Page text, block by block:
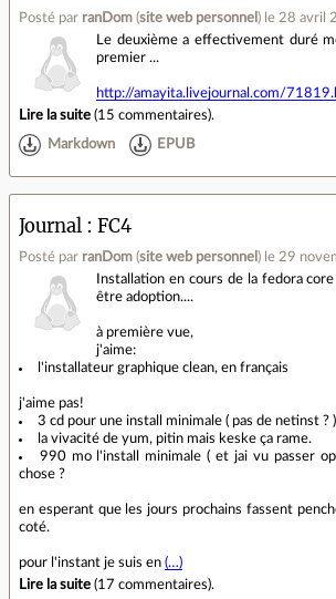
Posté par ranDom (site web personnel ) le 28 avril
Le deuxième a effectivement duré
premier ...
http://amayita.livejournal.com/
Lire la suite (15 commentaires).
Markdown EPUB
Journal FC4
Posté par ranDom (site web personnel ) le 29
Installation en cours de la fedora
être adoption....
à première vue,
j'aime:
l'installateur graphique clean, en français
j'aime pas!
3 cd pour une install minimale ( pas de netinst ? )
la vivacité de yum, pitin mais keske ça rame.
990 mo l'install minimale ( et jai vu passer
chose ?
en esperant que les jours prochains fassent
coté.
pour l'instant je suis en (…)
Lire la suite (17 commentaires).